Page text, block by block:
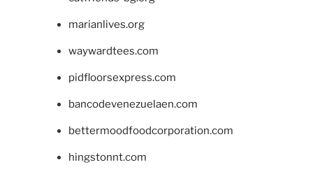
marianlives.org
waywardtees.com
pidfloorsexpress.com
bancodevenezuelaen.com
bettermoodfoodcorporation.com
hingstonnt.com